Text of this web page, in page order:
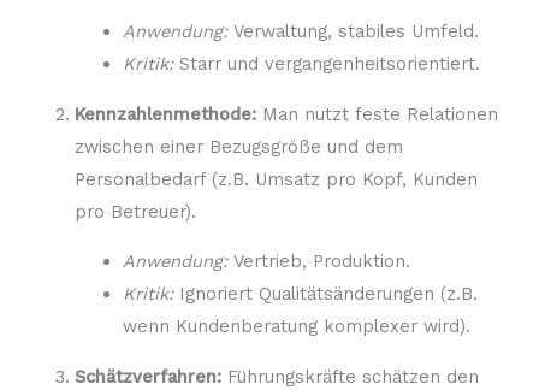
Anwendung:Verwaltung, stabiles Umfeld.
Kritik:Starr und vergangenheitsorientiert.
Kennzahlenmethode:Man nutzt feste Relationen
zwischen einer Bezugsgröße und dem
Personalbedarf (z.B. Umsatz pro Kopf, Kunden
pro Betreuer).
Anwendung:Vertrieb, Produktion.
Kritik:Ignoriert Qualitätsänderungen (z.B.
wenn Kundenberatung komplexer wird).
Schätzverfahren:Führungskräfte schätzen den